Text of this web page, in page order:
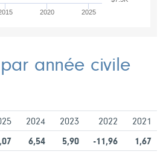
2020 2025
année civile
2024 2023 2022 2021
6,54 5,90 -11,96 1,67